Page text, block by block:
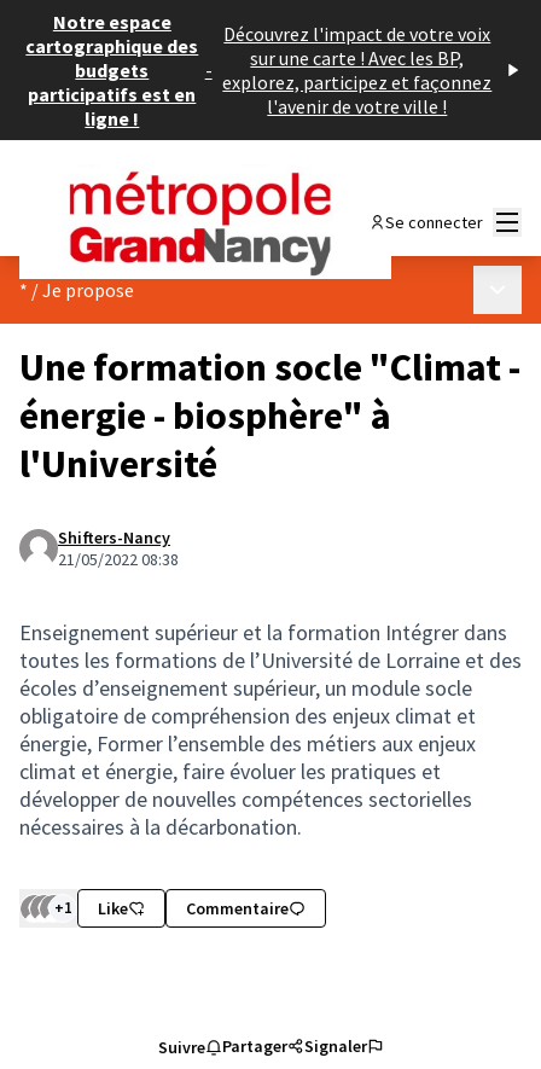
Notre espace
cartographique des
budgets
participatifs est en
ligne !
-
Découvrez l'impact de votre voix
sur une carte ! Avec les BP,
explorez, participez et façonnez
l'avenir de votre ville !
Se connecter
* /Je propose
Une formation socle "Climat -
énergie - biosphère" à
l'Université
Shifters-Nancy
21/05/2022 08:38
Enseignement supérieur et la formation Intégrer dans
toutes les formations de l’Université de Lorraine et des
écoles d’enseignement supérieur, un module socle
obligatoire de compréhension des enjeux climat et
énergie, Former l’ensemble des métiers aux enjeux
climat et énergie, faire évoluer les pratiques et
développer de nouvelles compétences sectorielles
nécessaires à la décarbonation.
+1 Like Commentaire
Suivre Partager Signaler